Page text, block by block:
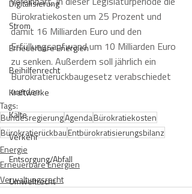
Digitalisierung
Strom
Erneuerbare Energien
Beihilfenrecht
Kraftwerke
Kälte
Verkehr
Entsorgung/Abfall
Umweltrecht
Bürokratiekosten um 25 Prozent und
damit 16 Milliarden Euro und den
Erfüllungsaufwand um 10 Milliarden Euro
zu senken. Außerdem soll jährlich ein
Bürokratierückbaugesetz verabschiedet
werden.
Tags:
BundesregierungAgendaBürokratiekosten
BürokratierückbauEntbürokratisierungsbilanz
Energie
Erneuerbare Energien
Verwaltungsrecht